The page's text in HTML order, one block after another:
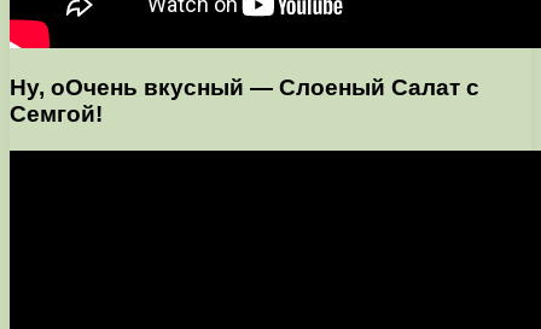
Ну, оОчень вкусный — Слоеный Салат с
Семгой!